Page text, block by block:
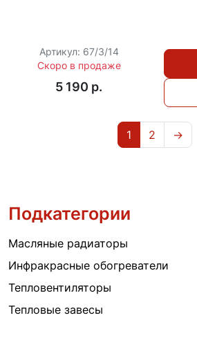
Артикул: 67/3/14
Скоро в продаже
5 190 p.
1 2 →
Подкатегории
Масляные радиаторы
Инфракрасные обогреватели
Тепловентиляторы
Тепловые завесы